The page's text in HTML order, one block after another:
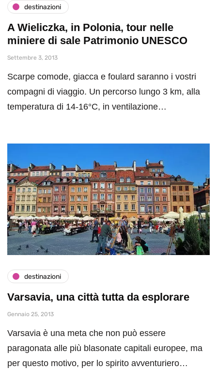
destinazioni
A Wieliczka, in Polonia, tour nelle
miniere di sale Patrimonio UNESCO
Settembre 3, 2013
Scarpe comode, giacca e foulard saranno i vostri
compagni di viaggio. Un percorso lungo 3 km, alla
temperatura di 14-16°C, in ventilazione…
destinazioni
Varsavia, una città tutta da esplorare
Gennaio 25, 2013
Varsavia è una meta che non può essere
paragonata alle più blasonate capitali europee, ma
per questo motivo, per lo spirito avventuriero…